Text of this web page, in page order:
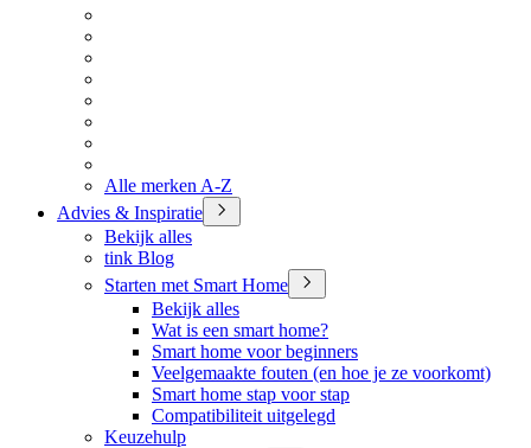
Alle merken A-Z
Advies & Inspiratie
Bekijk alles
tink Blog
Starten met Smart Home
Bekijk alles
Wat is een smart home?
Smart home voor beginners
Veelgemaakte fouten (en hoe je ze voorkomt)
Smart home stap voor stap
Compatibiliteit uitgelegd
Keuzehulp